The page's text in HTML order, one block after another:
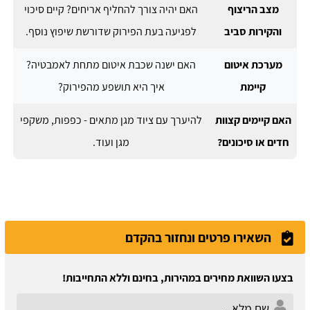
מצב הריצוף
והקירות סביב
האם יהיה צורך להחליף אריחים? קיים סיכוי
לפגיעה בעת הפירוק שדורשת שיפוץ נוסף.
מערכת איטום
קיימת
האם ישנה שכבת איטום מתחת לאמבטיה?
איך היא תושפע מהפירוק?
האם קיימים קצוות
חדים או סיכונים?
להיערך עם ציוד מגן מתאים - כפפות, משקפי
מגן ועוד.
השאירו פרטים ונחזור בהקדם
בצעו השוואת מחירים במהירות, בחינם וללא התחייבות!